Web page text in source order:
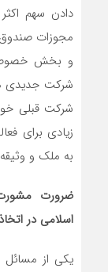
دادن سهم اکثر
مجوزات
و بخش
شرکت جدیدی
شرکت قبلی
زیادی برای
به ملک و
ضرورت
اسلامی در
یکی از